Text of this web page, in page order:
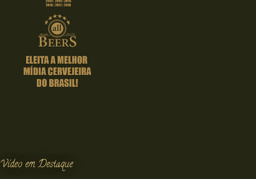
Vídeo em Destaque